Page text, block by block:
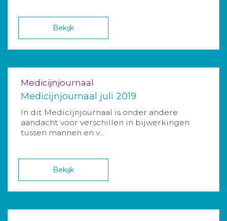
Bekijk
Medicijnjournaal
Medicijnjournaal juli 2019
In dit Medicijnjournaal is onder andere
aandacht voor verschillen in bijwerkingen
tussen mannen en v...
Bekijk